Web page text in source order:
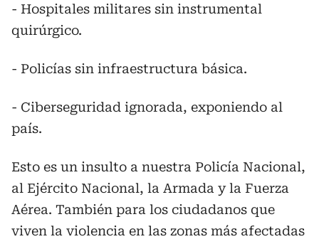
- Hospitales militares sin instrumental
quirúrgico.
- Policías sin infraestructura básica.
- Ciberseguridad ignorada, exponiendo al
país.
Esto es un insulto a nuestra Policía Nacional,
al Ejército Nacional, la Armada y la Fuerza
Aérea. También para los ciudadanos que
viven la violencia en las zonas más afectadas